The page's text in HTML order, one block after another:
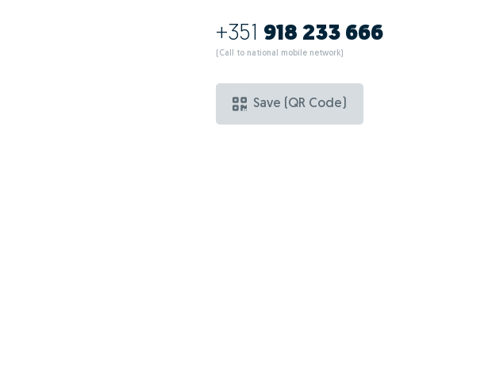
+351 918 233 666
(Call to national mobile network)
Save (QR Code)